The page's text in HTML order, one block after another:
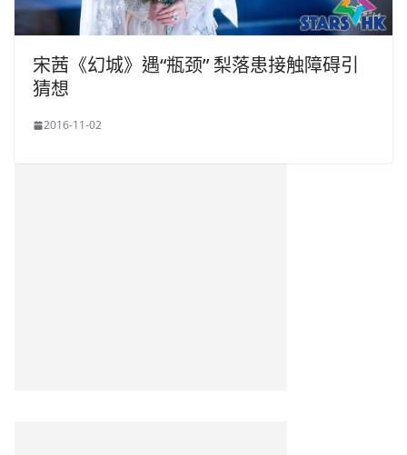
宋茜《幻城》遇“瓶颈” 梨落患接触障碍引
猜想
2016-11-02